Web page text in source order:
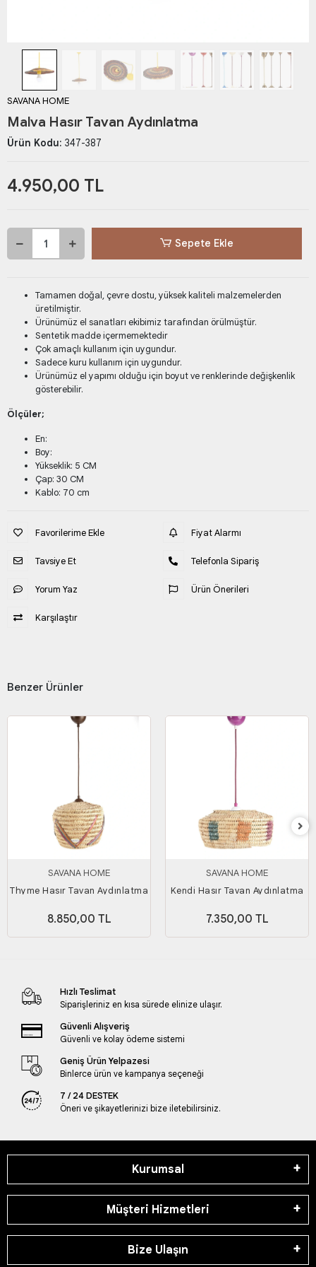
SAVANA HOME
Malva Hasır Tavan Aydınlatma
Ürün Kodu: 347-387
4.950,00 TL
Sepete Ekle
Tamamen doğal, çevre dostu, yüksek kaliteli malzemelerden
üretilmiştir.
Ürünümüz el sanatları ekibimiz tarafından örülmüştür.
Sentetik madde içermemektedir
Çok amaçlı kullanım için uygundur.
Sadece kuru kullanım için uygundur.
Ürünümüz el yapımı olduğu için boyut ve renklerinde değişkenlik
gösterebilir.
Ölçüler;
En:
Boy:
Yükseklik: 5 CM
Çap: 30 CM
Kablo: 70 cm
Favorilerime Ekle
Tavsiye Et
Yorum Yaz
Karşılaştır
Fiyat Alarmı
Telefonla Sipariş
Ürün Önerileri
Benzer Ürünler
SAVANA HOME
Thyme Hasır Tavan Aydınlatma
8.850,00 TL
SAVANA HOME
Kendi Hasır Tavan Aydınlatma
7.350,00 TL
Hızlı Teslimat
Siparişleriniz en kısa sürede elinize ulaşır.
Güvenli Alışveriş
Güvenli ve kolay ödeme sistemi
Geniş Ürün Yelpazesi
Binlerce ürün ve kampanya seçeneği
7 / 24 DESTEK
Öneri ve şikayetlerinizi bize iletebilirsiniz.
Kurumsal
Müşteri Hizmetleri
Bize Ulaşın